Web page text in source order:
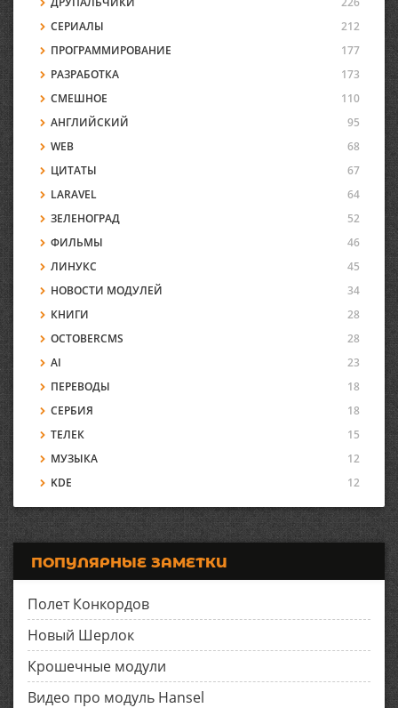
СЕРИАЛЫ
212
ПРОГРАММИРОВАНИЕ
177
РАЗРАБОТКА
173
СМЕШНОЕ
110
АНГЛИЙСКИЙ
95
WEB
68
ЦИТАТЫ
67
LARAVEL
64
ЗЕЛЕНОГРАД
52
ФИЛЬМЫ
46
ЛИНУКС
45
НОВОСТИ МОДУЛЕЙ
34
КНИГИ
28
OCTOBERCMS
28
AI
23
ПЕРЕВОДЫ
18
СЕРБИЯ
18
ТЕЛЕК
15
МУЗЫКА
12
KDE
12
ПОПУЛЯРНЫЕ ЗАМЕТКИ
Полет Конкордов
Новый Шерлок
Крошечные модули
Видео про модуль Hansel